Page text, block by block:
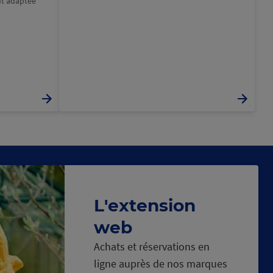
L'extension
web
Achats et réservations en
ligne auprès de nos marques